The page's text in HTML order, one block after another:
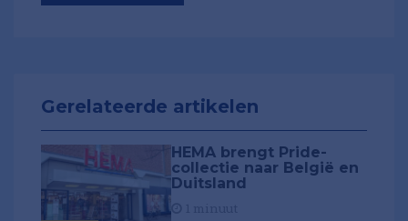
Gerelateerde artikelen
HEMA brengt Pride-
collectie naar België en
Duitsland